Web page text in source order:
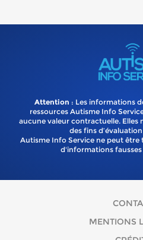
Attention : Les informations
ressources Autisme Info
aucune valeur contractuelle. Elles
des fins
Autisme Info Service ne peut être
d'informations
MENTIONS